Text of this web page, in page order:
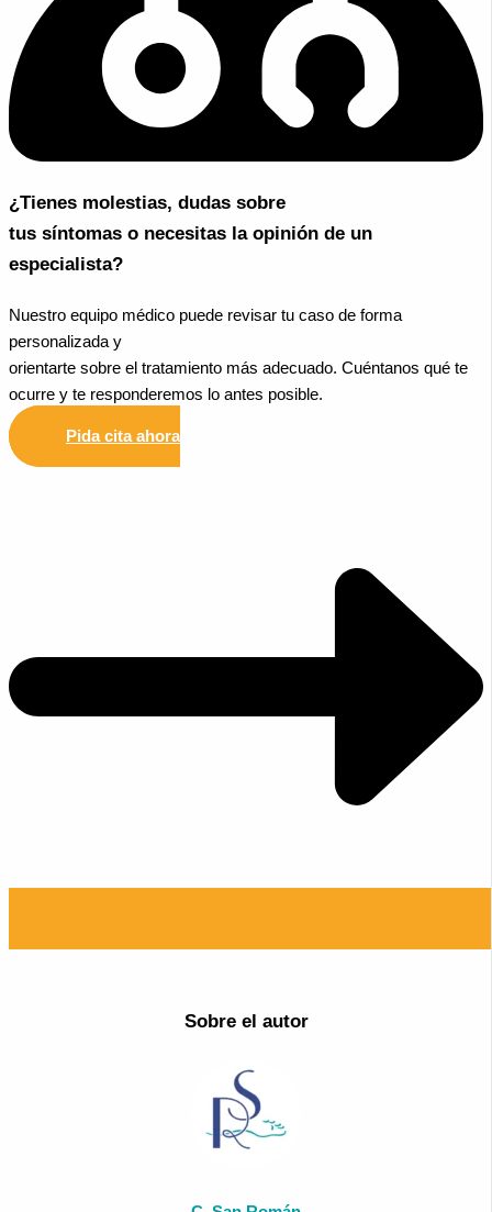
¿Tienes molestias, dudas sobre
tus síntomas o necesitas la opinión de un
especialista?
Nuestro equipo médico puede revisar tu caso de forma
personalizada y
orientarte sobre el tratamiento más adecuado. Cuéntanos qué te
ocurre y te responderemos lo antes posible.
Pida cita ahora
Sobre el autor